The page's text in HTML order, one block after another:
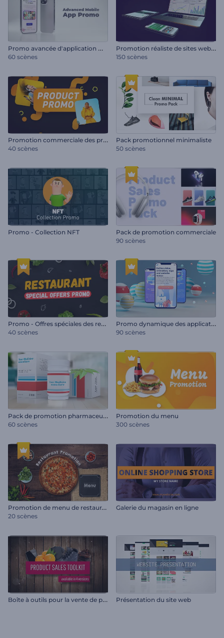
P
romo avancée d'application mobile
60 scènes
P
romotion réaliste de sites web et d'applications mobiles
150 scènes
P
romotion commerciale des produits au détail
40 scènes
Pack promotionnel minimaliste
50 scènes
Promo - Collection NFT
Pack de promotion commerciale
90 scènes
P
romo - Offres spéciales des restaurants
40 scènes
P
romo dynamique des applications mobiles
90 scènes
P
ack de promotion pharmaceutique
60 scènes
Promotion du menu
300 scènes
P
romotion de menu de restaurant
20 scènes
Galerie du magasin en ligne
B
oîte à outils pour la vente de produits Présentation du site web